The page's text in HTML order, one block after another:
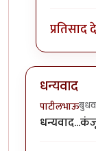
प्रतिसाद
धन्यवाद
पाटीलभाऊ